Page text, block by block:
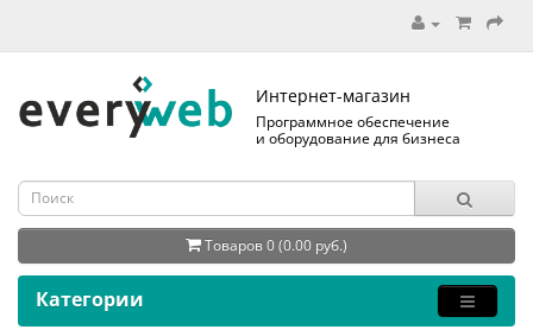
Интернет-магазин
Программное обеспечение
и оборудование для бизнеса
Товаров 0 (0.00 руб.)
Категории